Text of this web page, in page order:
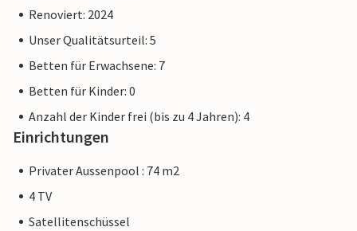
Renoviert: 2024
Unser Qualitätsurteil: 5
Betten für Erwachsene: 7
Betten für Kinder: 0
Anzahl der Kinder frei (bis zu 4 Jahren): 4
Einrichtungen
Privater Aussenpool : 74 m2
4 TV
Satellitenschüssel